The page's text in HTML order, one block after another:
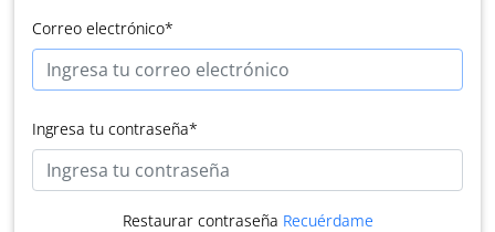
Correo electrónico*
Ingresa tu contraseña*
Restaurar contraseña Recuérdame